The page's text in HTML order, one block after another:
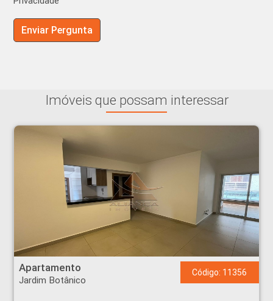
Imóveis que possam interessar
Apartamento - Jardim Botânico - Ribeirão Preto
Apartamento
Jardim Botânico
Código: 11356